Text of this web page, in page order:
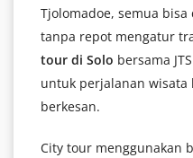
Tjolomadoe, semua
tanpa repot mengatur
tour di Solo bersama
untuk perjalanan wisata
berkesan.
City tour menggunakan